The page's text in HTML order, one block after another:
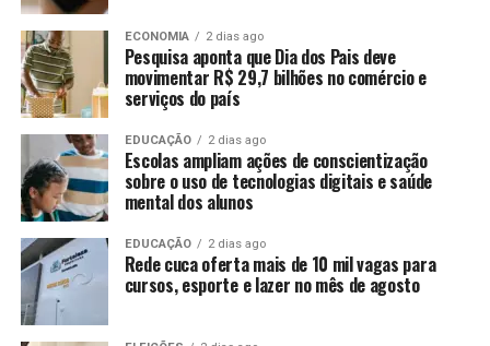
ECONOMIA 2 dias ago
Pesquisa aponta que Dia dos Pais deve
movimentar R$ 29,7 bilhões no comércio e
serviços do país
EDUCAÇÃO 2 dias ago
Escolas ampliam ações de conscientização
sobre o uso de tecnologias digitais e saúde
mental dos alunos
EDUCAÇÃO 2 dias ago
Rede cuca oferta mais de 10 mil vagas para
cursos, esporte e lazer no mês de agosto